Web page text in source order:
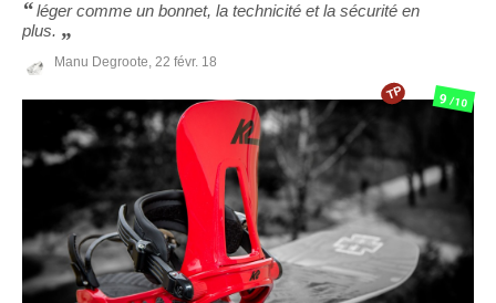
léger comme un bonnet, la technicité et la sécurité en
plus.
Manu Degroote, 22 févr. 18
9/10
TP